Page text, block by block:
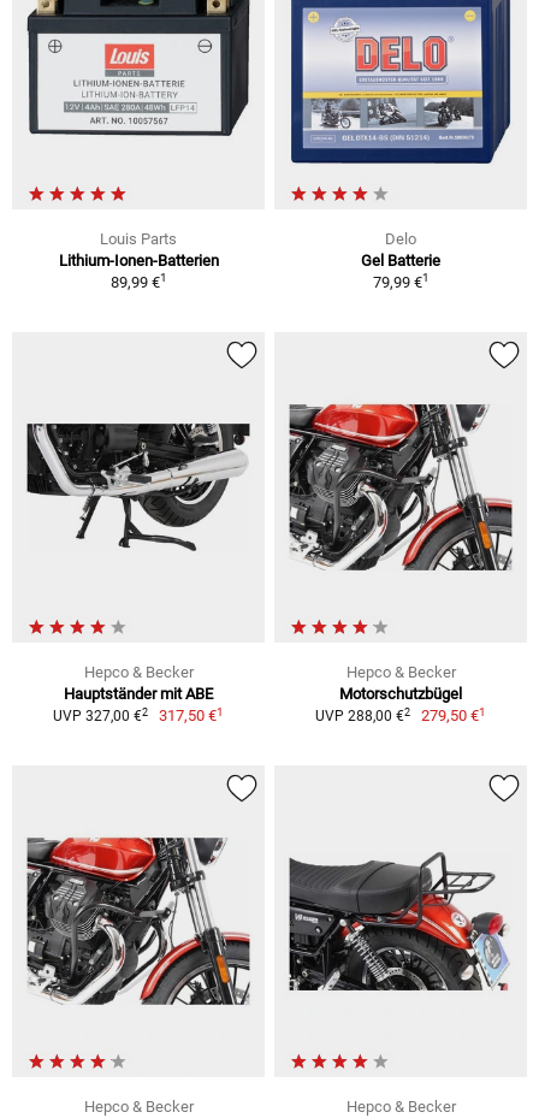
Louis Parts
Lithium-Ionen-Batterien
89,99 €1
Delo
Gel Batterie
79,99 €1
Hepco & Becker
Hauptständer mit ABE
UVP 327,00 €2 317,50 €1
Hepco & Becker
Motorschutzbügel
UVP 288,00 €2 279,50 €1
Hepco & Becker
Hepco & Becker